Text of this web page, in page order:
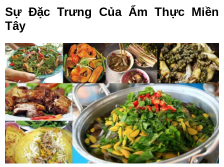
Sự Đặc Trưng Của Ẩm Thực Miền
Tây